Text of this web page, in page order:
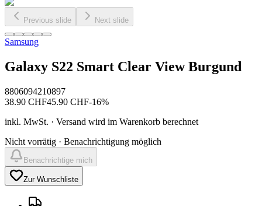
Previous slide Next slide
Samsung
Galaxy S22 Smart Clear View Burgund
8806094210897
38.90 CHF45.90 CHF-16%
inkl. MwSt. · Versand wird im Warenkorb berechnet
Nicht vorrätig · Benachrichtigung möglich
Benachrichtige mich
Zur Wunschliste